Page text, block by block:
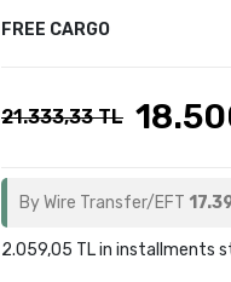
FREE CARGO
21.333,33 TL
By Wire Transfer/EFT
2.059,05 TL in installments